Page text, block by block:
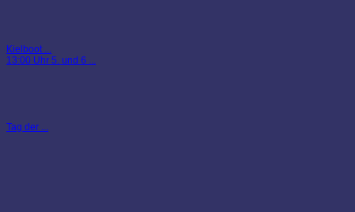
Kielboot ...
13:00 Uhr 5. und 6 ...
Tag der ...